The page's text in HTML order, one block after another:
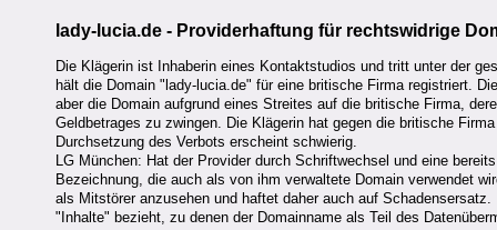
lady-lucia.de - Providerhaftung für rechtswidrige
Die Klägerin ist Inhaberin eines Kontaktstudios und tritt unter der
hält die Domain "lady-lucia.de" für eine britische Firma registriert.
aber die Domain aufgrund eines Streites auf die britische Firma,
Geldbetrages zu zwingen. Die Klägerin hat gegen die britische
Durchsetzung des Verbots erscheint schwierig.
LG München: Hat der Provider durch Schriftwechsel und eine
Bezeichnung, die auch als von ihm verwaltete Domain verwendet
als Mitstörer anzusehen und haftet daher auch auf
"Inhalte" bezieht, zu denen der Domainname als Teil des